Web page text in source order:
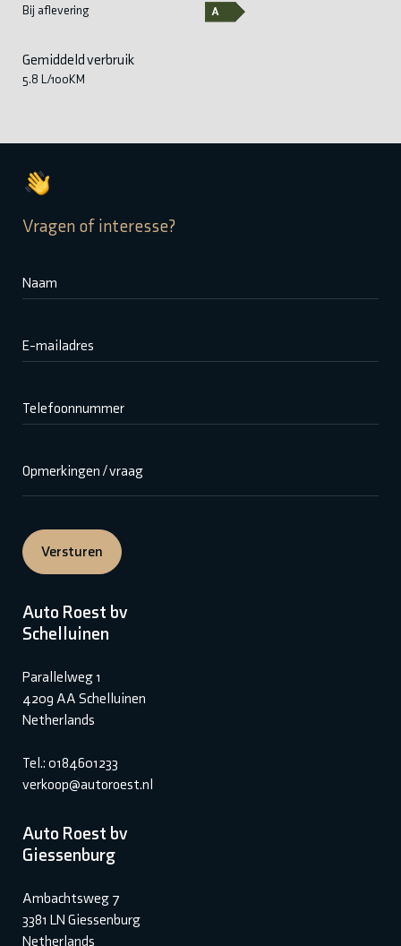
Bij aflevering
Gemiddeld verbruik
5.8 L/100KM
Vragen of interesse?
Naam
E-mailadres
Telefoonnummer
Opmerkingen / vraag
Versturen
Auto Roest bv
Schelluinen
Parallelweg 1
4209 AA Schelluinen
Netherlands
Tel.: 0184601233
verkoop@autoroest.nl
Auto Roest bv
Giessenburg
Ambachtsweg 7
3381 LN Giessenburg
Netherlands